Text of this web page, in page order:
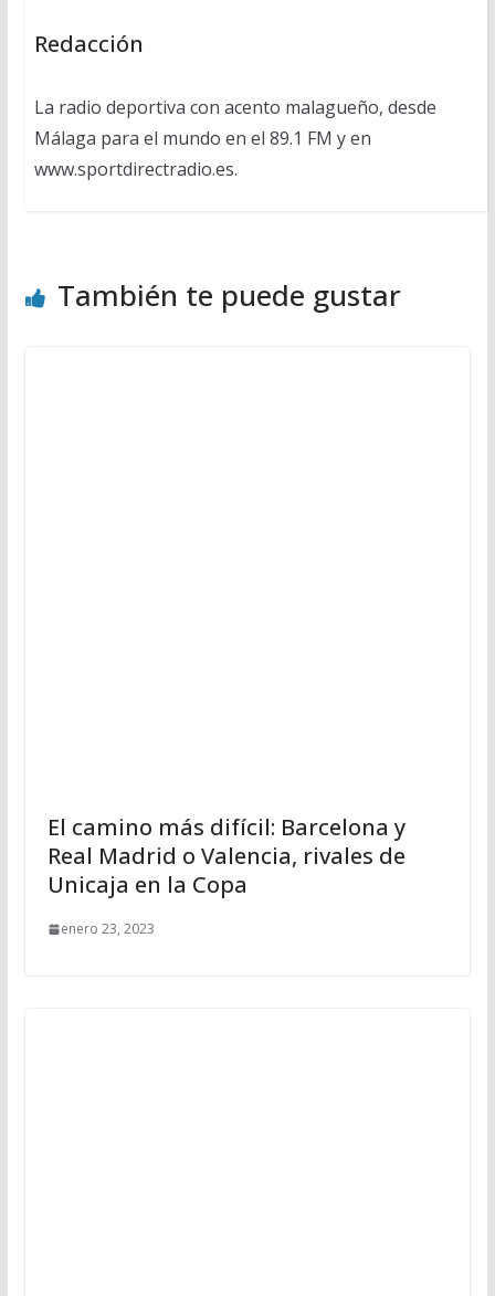
Redacción
La radio deportiva con acento malagueño, desde
Málaga para el mundo en el 89.1 FM y en
www.sportdirectradio.es.
También te puede gustar
El camino más difícil: Barcelona y
Real Madrid o Valencia, rivales de
Unicaja en la Copa
enero 23, 2023